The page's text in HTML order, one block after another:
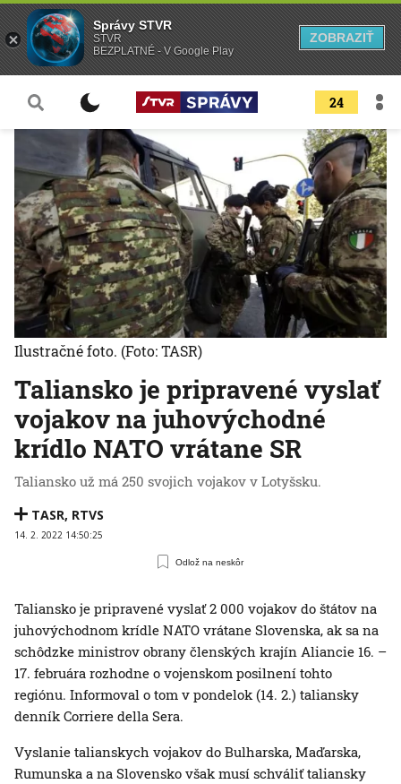
24
Taliansko je pripravené vyslať
vojakov na juhovýchodné
krídlo NATO vrátane SR
Taliansko už má 250 svojich vojakov v Lotyšsku.
TASR, RTVS
14. 2. 2022 14:50:25
Odlož na neskôr
Ilustračné foto. (Foto: TASR)
Taliansko je pripravené vyslať 2 000 vojakov do štátov na
juhovýchodnom krídle NATO vrátane Slovenska, ak sa na
schôdzke ministrov obrany členských krajín Aliancie 16. –
17. februára rozhodne o vojenskom posilnení tohto
regiónu. Informoval o tom v pondelok (14. 2.) taliansky
denník Corriere della Sera.
Vyslanie talianskych vojakov do Bulharska, Maďarska,
Rumunska a na Slovensko však musí schváliť taliansky
Správy STVR
STVR
BEZPLATNÉ - V Google Play
ZOBRAZIŤ